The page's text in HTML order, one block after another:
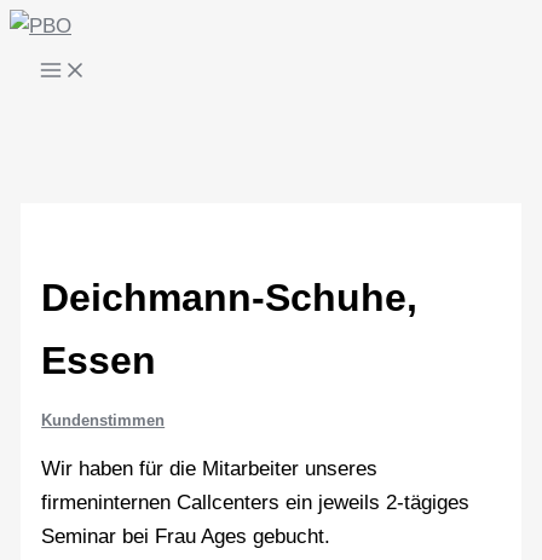
Zum
Inhalt
Deichmann-Schuhe,
Essen
Kundenstimmen
Wir haben für die Mitarbeiter unseres
firmeninternen Callcenters ein jeweils 2-tägiges
Seminar bei Frau Ages gebucht.